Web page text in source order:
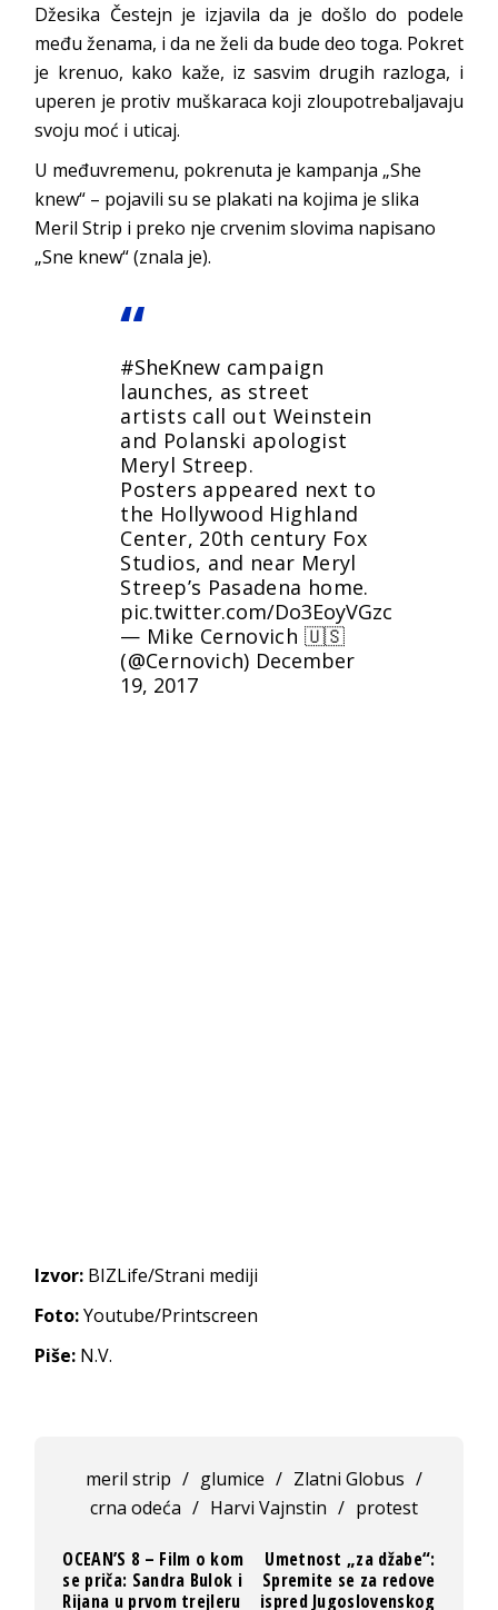
Džesika Čestejn je izjavila da je došlo do podele
među ženama, i da ne želi da bude deo toga. Pokret
je krenuo, kako kaže, iz sasvim drugih razloga, i
uperen je protiv muškaraca koji zloupotrebaljavaju
svoju moć i uticaj.
U međuvremenu, pokrenuta je kampanja „She
knew“ – pojavili su se plakati na kojima je slika
Meril Strip i preko nje crvenim slovima napisano
„Sne knew“ (znala je).
#SheKnew campaign
launches, as street
artists call out Weinstein
and Polanski apologist
Meryl Streep.
Posters appeared next to
the Hollywood Highland
Center, 20th century Fox
Studios, and near Meryl
Streep’s Pasadena home.
pic.twitter.com/Do3EoyVGzc
— Mike Cernovich 🇺🇸
(@Cernovich) December
19, 2017
Izvor: BIZLife/Strani mediji
Foto:Youtube/Printscreen
Piše: N.V.
meril strip / glumice / Zlatni Globus /
crna odeća / Harvi Vajnstin / protest
OCEAN’S 8 – Film o kom
se priča: Sandra Bulok i
Rijana u prvom trejleru
Umetnost „za džabe“:
Spremite se za redove
ispred Jugoslovenskog